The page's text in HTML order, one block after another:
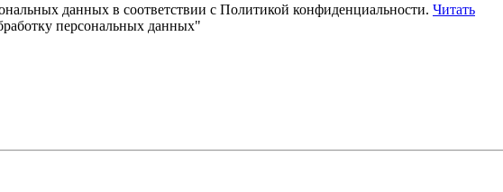
данных в соответствии с Политикой конфиденциальности. Читать
персональных данных"